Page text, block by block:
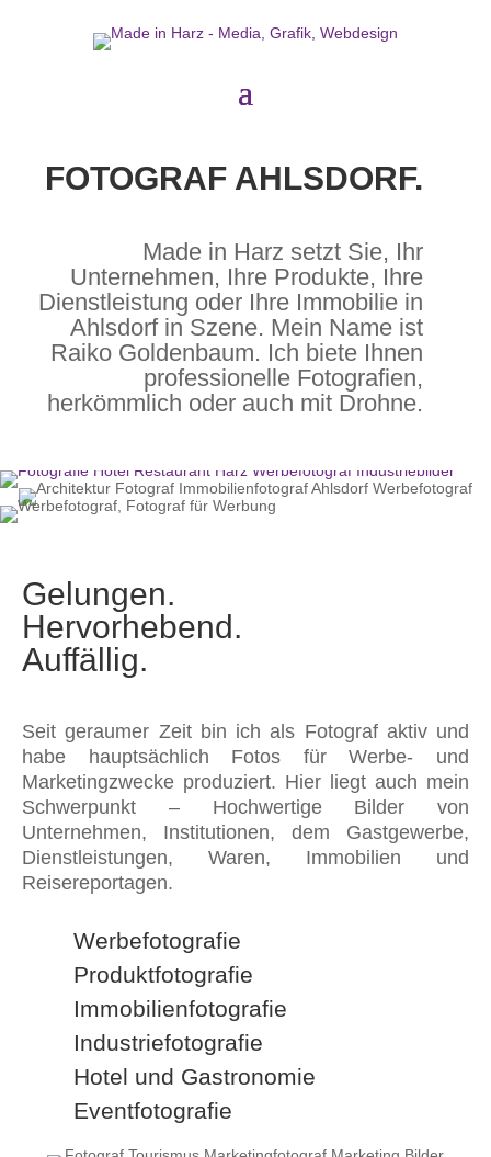
FOTOGRAF AHLSDORF.
Made in Harz setzt Sie, Ihr
Unternehmen, Ihre Produkte, Ihre
Dienstleistung oder Ihre Immobilie in
Ahlsdorf in Szene. Mein Name ist
Raiko Goldenbaum. Ich biete Ihnen
professionelle Fotografien,
herkömmlich oder auch mit Drohne.
Gelungen.
Hervorhebend.
Auffällig.
Seit geraumer Zeit bin ich als Fotograf aktiv und
habe hauptsächlich Fotos für Werbe- und
Marketingzwecke produziert. Hier liegt auch mein
Schwerpunkt – Hochwertige Bilder von
Unternehmen, Institutionen, dem Gastgewerbe,
Dienstleistungen, Waren, Immobilien und
Reisereportagen.
Werbefotografie
Produktfotografie
Immobilienfotografie
Industriefotografie
Hotel und Gastronomie
Eventfotografie